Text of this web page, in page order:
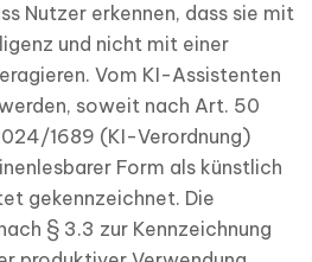
Nutzer erkennen, dass sie mit
und nicht mit einer
Vom KI-Assistenten
soweit nach Art. 50
1689 (KI-Verordnung)
Form als künstlich
gekennzeichnet. Die
§ 3.3 zur Kennzeichnung